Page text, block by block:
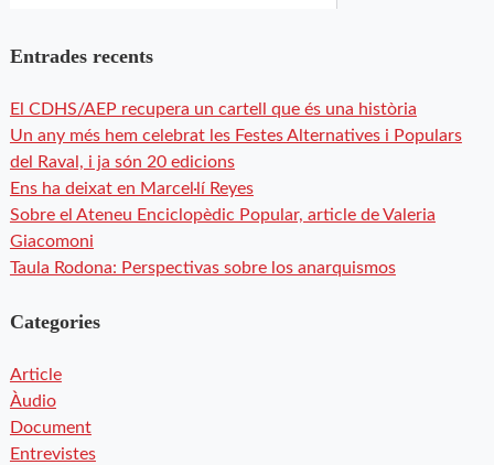
Entrades recents
El CDHS/AEP recupera un cartell que és una història
Un any més hem celebrat les Festes Alternatives i Populars
del Raval, i ja són 20 edicions
Ens ha deixat en Marcel·lí Reyes
Sobre el Ateneu Enciclopèdic Popular, article de Valeria
Giacomoni
Taula Rodona: Perspectivas sobre los anarquismos
Categories
Article
Àudio
Document
Entrevistes